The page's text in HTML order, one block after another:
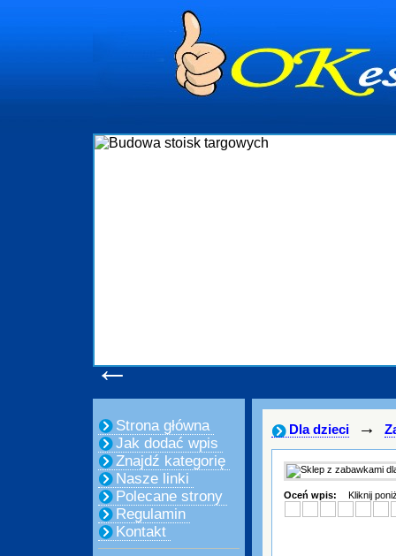
←
Strona główna
Jak dodać wpis
Znajdź kategorię
Nasze linki
Polecane strony
Regulamin
Kontakt
Dla dzieci →
Oceń wpis: Kliknij